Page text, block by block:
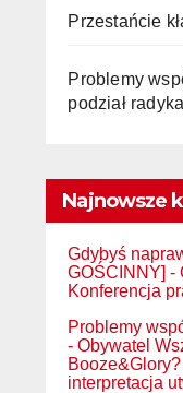
Przestańcie
Problemy
podział
Najnowsze
Gdybyś
GOŚCINNY] -
Konferencja
Problemy
- Obywatel
Booze&Glory?
interpretacja